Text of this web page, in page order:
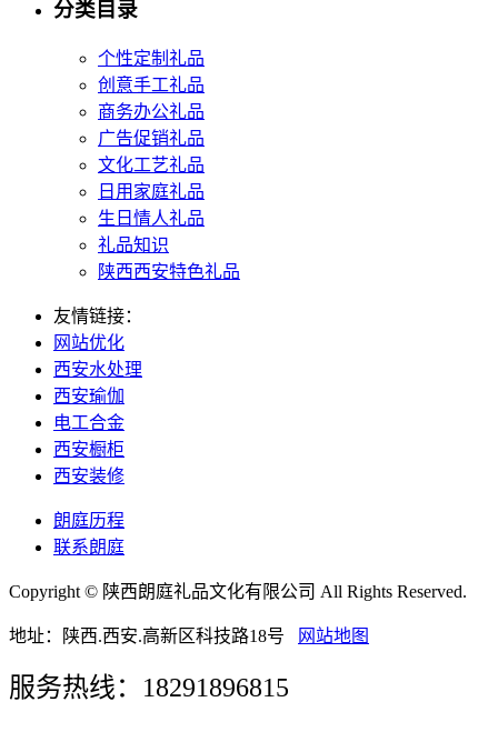
分类目录
个性定制礼品
创意手工礼品
商务办公礼品
广告促销礼品
文化工艺礼品
日用家庭礼品
生日情人礼品
礼品知识
陕西西安特色礼品
友情链接：
网站优化
西安水处理
西安瑜伽
电工合金
西安橱柜
西安装修
朗庭历程
联系朗庭
Copyright © 陕西朗庭礼品文化有限公司 All Rights Reserved.
地址：陕西.西安.高新区科技路18号 网站地图
服务热线：18291896815